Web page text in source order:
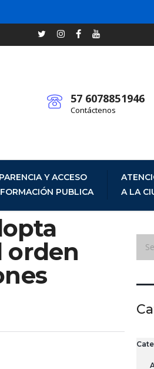
57 6078851946
Contáctenos
Y ACCESO
PUBLICA
A LA
orden